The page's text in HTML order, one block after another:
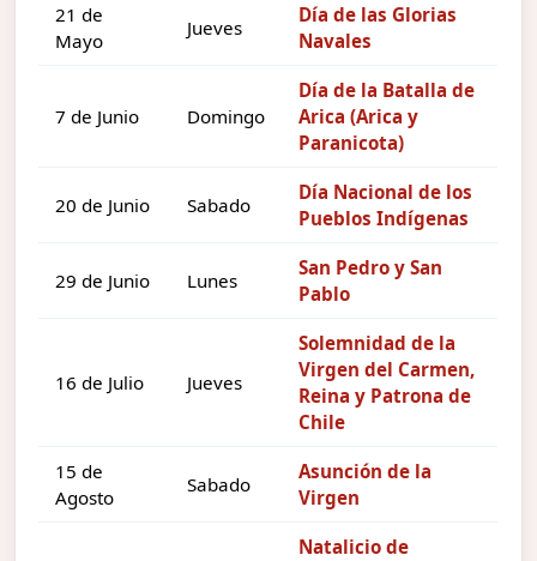
21 de
Mayo
Jueves
Día de las Glorias
Navales
7 de Junio Domingo
Día de la Batalla de
Arica (Arica y
Paranicota)
20 de Junio Sabado
Día Nacional de los
Pueblos Indígenas
29 de Junio Lunes
San Pedro y San
Pablo
16 de Julio Jueves
Solemnidad de la
Virgen del Carmen,
Reina y Patrona de
Chile
15 de
Agosto
Sabado
Asunción de la
Virgen
Natalicio de